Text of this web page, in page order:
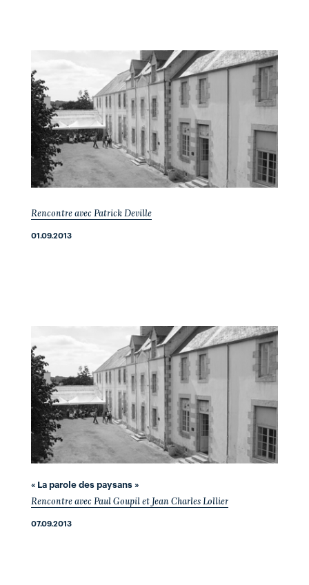
Rencontre avec Patrick Deville
01.09.2013
« La parole des paysans »
Rencontre avec Paul Goupil et Jean Charles Lollier
07.09.2013